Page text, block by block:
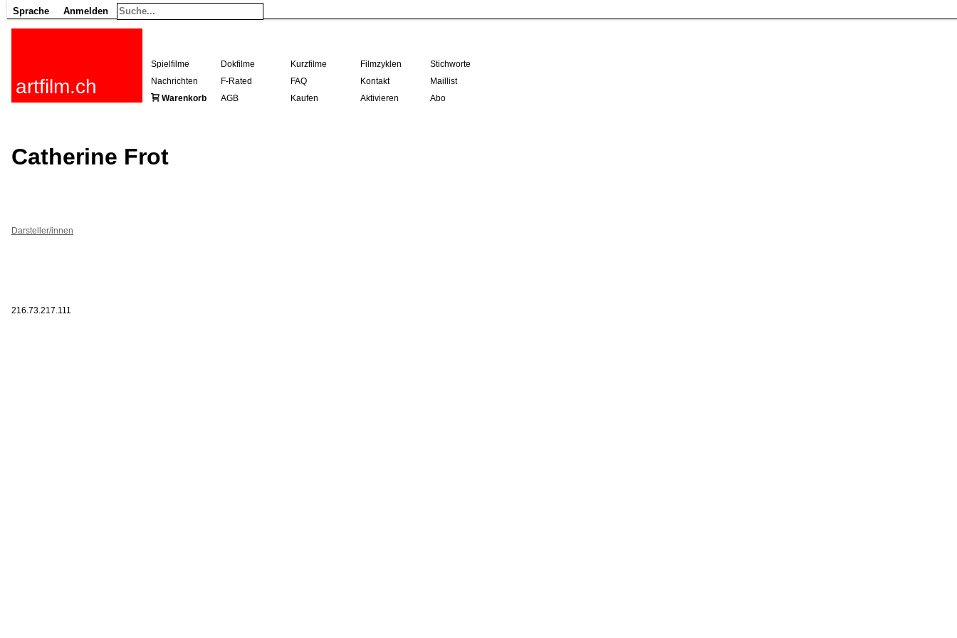
Sprache Anmelden
artfilm.ch
Spielfilme Dokfilme Kurzfilme Filmzyklen
Stichworte
Nachrichten
F-Rated FAQ Kontakt
Maillist
Warenkorb
AGB Kaufen Aktivieren Abo
Catherine Frot
Darsteller/innen
216.73.217.111